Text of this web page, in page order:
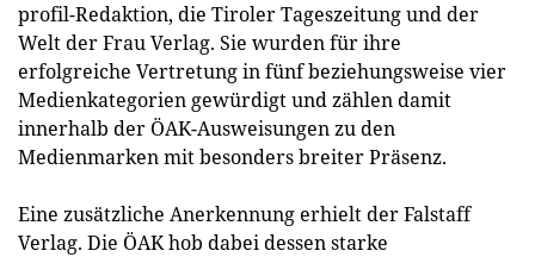
profil-Redaktion, die Tiroler Tageszeitung und der
Welt der Frau Verlag. Sie wurden für ihre
erfolgreiche Vertretung in fünf beziehungsweise vier
Medienkategorien gewürdigt und zählen damit
innerhalb der ÖAK-Ausweisungen zu den
Medienmarken mit besonders breiter Präsenz.
Eine zusätzliche Anerkennung erhielt der Falstaff
Verlag. Die ÖAK hob dabei dessen starke